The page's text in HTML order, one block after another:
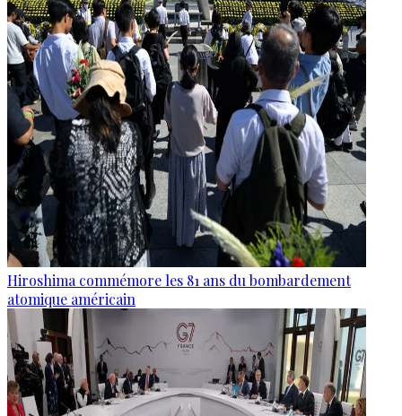
Hiroshima commémore les 81 ans du bombardement
atomique américain